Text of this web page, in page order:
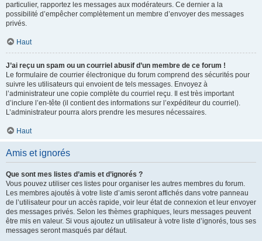
particulier, rapportez les messages aux modérateurs. Ce dernier a la
possibilité d’empêcher complètement un membre d’envoyer des messages
privés.
Haut
J’ai reçu un spam ou un courriel abusif d’un membre de ce forum !
Le formulaire de courrier électronique du forum comprend des sécurités pour
suivre les utilisateurs qui envoient de tels messages. Envoyez à
l’administrateur une copie complète du courriel reçu. Il est très important
d’inclure l’en-tête (il contient des informations sur l’expéditeur du courriel).
L’administrateur pourra alors prendre les mesures nécessaires.
Haut
Amis et ignorés
Que sont mes listes d’amis et d’ignorés ?
Vous pouvez utiliser ces listes pour organiser les autres membres du forum.
Les membres ajoutés à votre liste d’amis seront affichés dans votre panneau
de l’utilisateur pour un accès rapide, voir leur état de connexion et leur envoyer
des messages privés. Selon les thèmes graphiques, leurs messages peuvent
être mis en valeur. Si vous ajoutez un utilisateur à votre liste d’ignorés, tous ses
messages seront masqués par défaut.